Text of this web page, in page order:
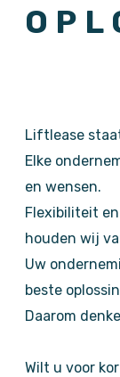
Liftlease
Elke
en wensen.
Flexibiliteit
houden wij
Uw
beste
Daarom
Wilt u voor